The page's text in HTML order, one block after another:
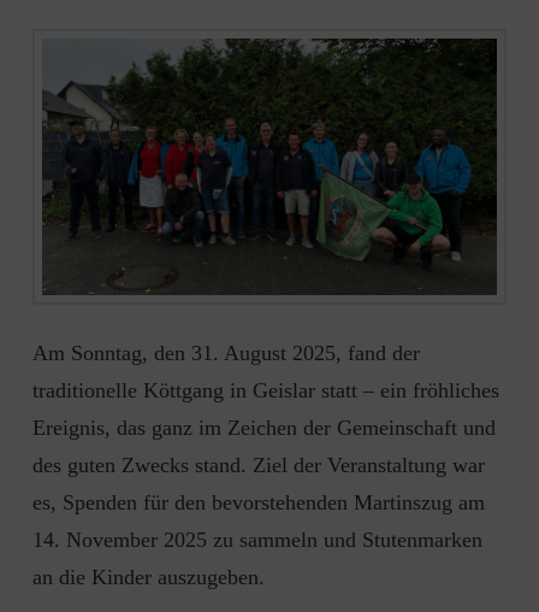
Am Sonntag, den 31. August 2025, fand der
traditionelle Köttgang in Geislar statt – ein fröhliches
Ereignis, das ganz im Zeichen der Gemeinschaft und
des guten Zwecks stand. Ziel der Veranstaltung war
es, Spenden für den bevorstehenden Martinszug am
14. November 2025 zu sammeln und Stutenmarken
an die Kinder auszugeben.